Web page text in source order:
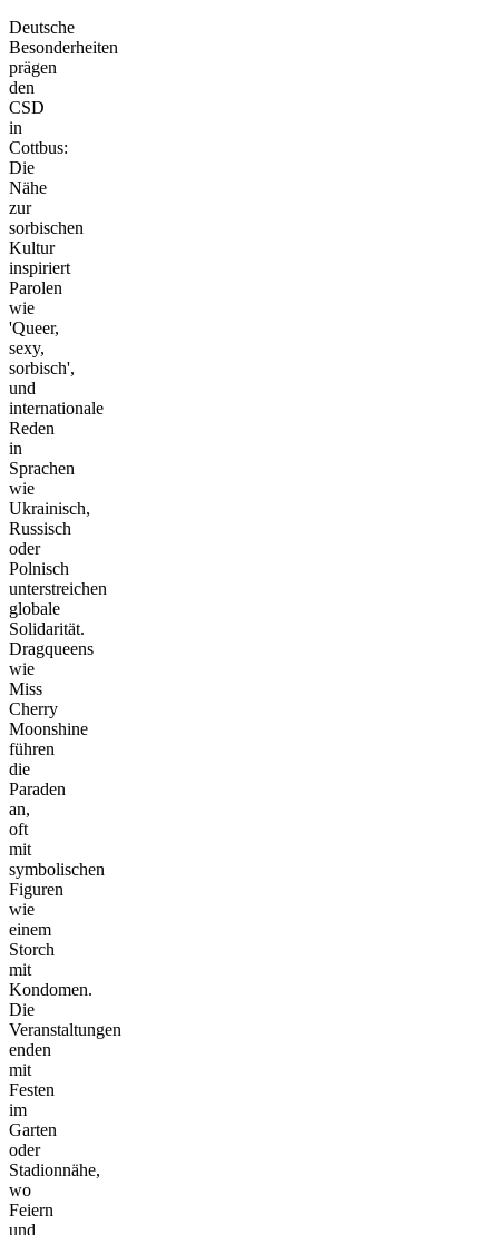
Deutsche
Besonderheiten
prägen
den
CSD
in
Cottbus:
Die
Nähe
zur
sorbischen
Kultur
inspiriert
Parolen
wie
'Queer,
sexy,
sorbisch',
und
internationale
Reden
in
Sprachen
wie
Ukrainisch,
Russisch
oder
Polnisch
unterstreichen
globale
Solidarität.
Dragqueens
wie
Miss
Cherry
Moonshine
führen
die
Paraden
an,
oft
mit
symbolischen
Figuren
wie
einem
Storch
mit
Kondomen.
Die
Veranstaltungen
enden
mit
Festen
im
Garten
oder
Stadionnähe,
wo
Feiern
und